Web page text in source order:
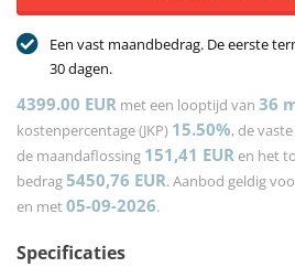
Een vast maandbedrag. De eerste
30 dagen.
4399.00 EUR met een looptijd van 36
kostenpercentage (JKP) 15.50%, de
de maandaflossing 151,41 EUR en het
bedrag5450,76 EUR. Aanbod geldig
en met05-09-2026.
Specificaties